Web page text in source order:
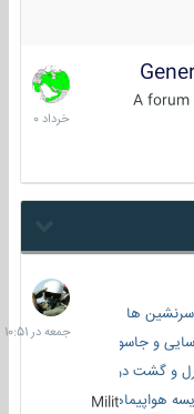
A
10
خرداد
1400
ها
و جاسوسی
گشت دریایی
هواپیماهاMilit
جمعه
در
10:51